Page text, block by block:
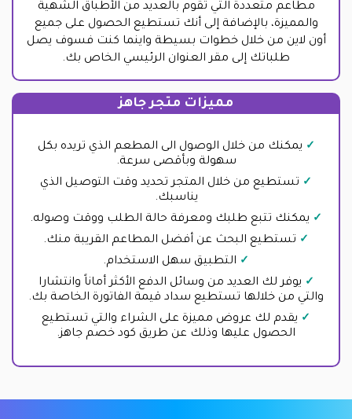
مطاعم متعددة التي تقوم بالعديد من الأطباق الشهية
والمميزة، بالإضافة إلى أنك تستطيع الحصول على جميع
أون لاين من خلال خطوات بسيطة واينما كنت فسوف يصل
طلباتك إلى مقر العنوان الرئيسي الخاص بك.
مميزات متجر جاهز
يمكنك من خلال الوصول الى المطعم الذي تريده بكل
سهولة وبأقصى سرعة.
تستطيع من خلال المتجر تحديد وقت التوصيل الذي
يناسبك.
يمكنك تتبع طلبك ومعرفة حالة الطلب ووقت وصوله.
تستطيع البحث عن أفضل المطاعم القريبة منك.
التطبيق سهل الاستخدام.
يوفر لك العديد من وسائل الدفع الأكثر أماناً وانتشارا
والتي من خلالها تستطيع سداد قيمة الفاتورة الخاصة بك.
يقدم لك عروض مميزة على الشراء والتي تستطيع
الحصول عليها وذلك عن طريق كود خصم جاهز.